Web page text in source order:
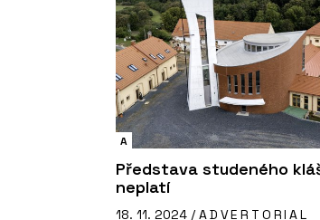
A
Představa studeného
neplatí
18. 11. 2024 / ADVERTORIAL